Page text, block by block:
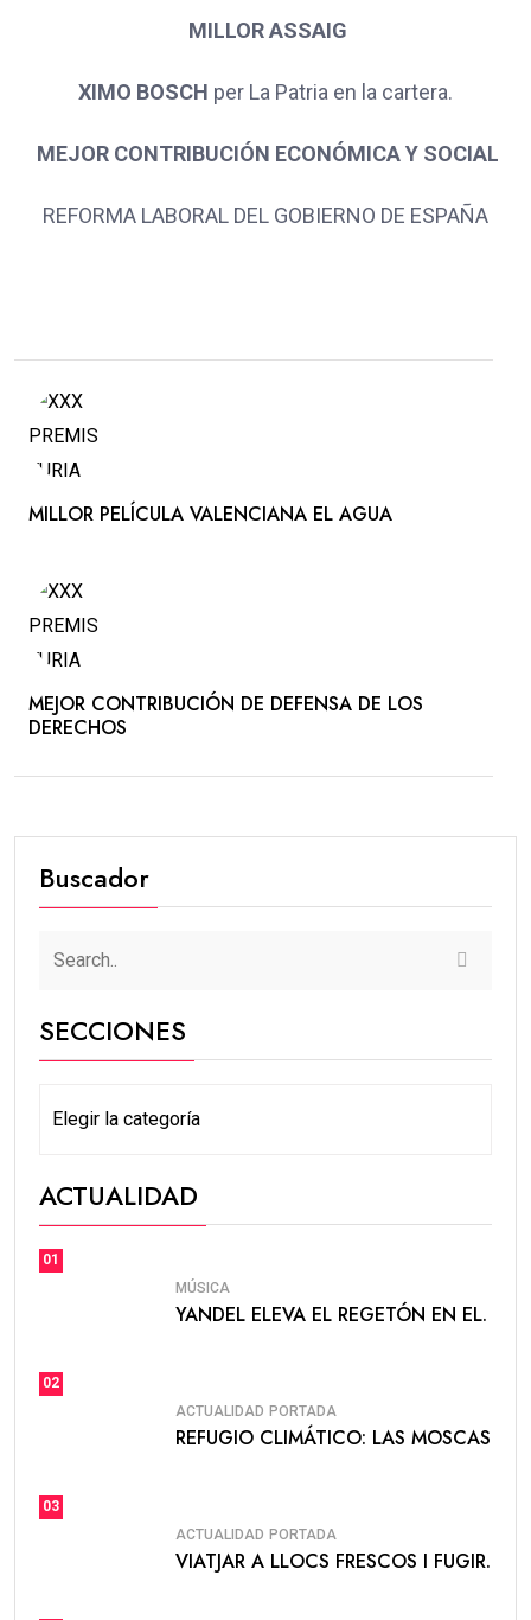
MILLOR ASSAIG
XIMO BOSCH per La Patria en la cartera.
MEJOR CONTRIBUCIÓN ECONÓMICA Y SOCIAL
REFORMA LABORAL DEL GOBIERNO DE ESPAÑA
MILLOR PELÍCULA VALENCIANA EL AGUA
MEJOR CONTRIBUCIÓN DE DEFENSA DE LOS
DERECHOS
Buscador
SECCIONES
ACTUALIDAD
01
MÚSICA
YANDEL ELEVA EL REGETÓN EN EL.
02
ACTUALIDAD PORTADA
REFUGIO CLIMÁTICO: LAS MOSCAS
03
ACTUALIDAD PORTADA
VIATJAR A LLOCS FRESCOS I FUGIR.